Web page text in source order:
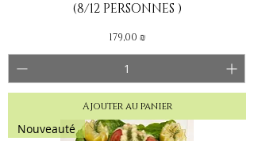
(8/12 PERSONNES )
Prix
179,00 ₪
Ajouter au panier
Nouveauté